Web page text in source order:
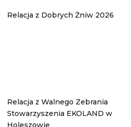
Relacja z Dobrych Żniw 2026
Relacja z Walnego Zebrania
Stowarzyszenia EKOLAND w
Holeszowie